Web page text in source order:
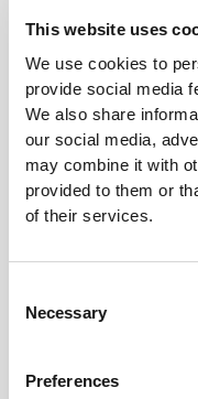
This website uses
We use cookies to
provide social media
We also share
our social media,
may combine it with
provided to them or
of their services.
Selection
Necessary
Preferences